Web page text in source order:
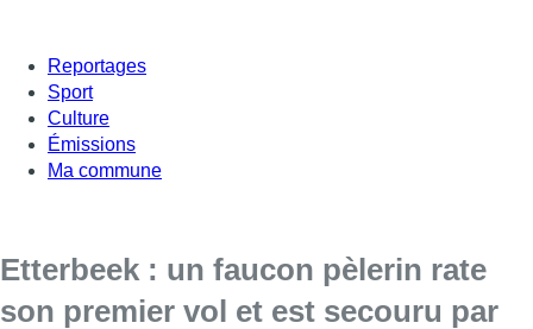
Reportages
Sport
Culture
Émissions
Ma commune
Etterbeek : un faucon pèlerin rate
son premier vol et est secouru par